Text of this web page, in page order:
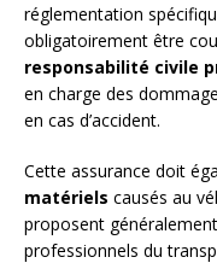
réglementation
obligatoirement être
responsabilité civile
en charge des
en cas d’accident.
Cette assurance doit
matériels causés au
proposent
professionnels du